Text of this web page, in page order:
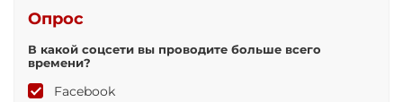
Опрос
В какой соцсети вы проводите больше всего
времени?
Facebook